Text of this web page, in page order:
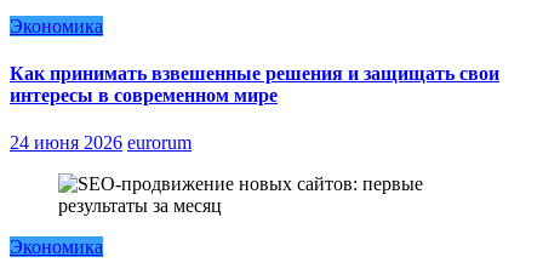
Экономика
Как принимать взвешенные решения и защищать свои
интересы в современном мире
24 июня 2026 eurorum
Экономика